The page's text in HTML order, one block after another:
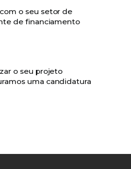
o seu setor de
de financiamento
o seu projeto
uma candidatura